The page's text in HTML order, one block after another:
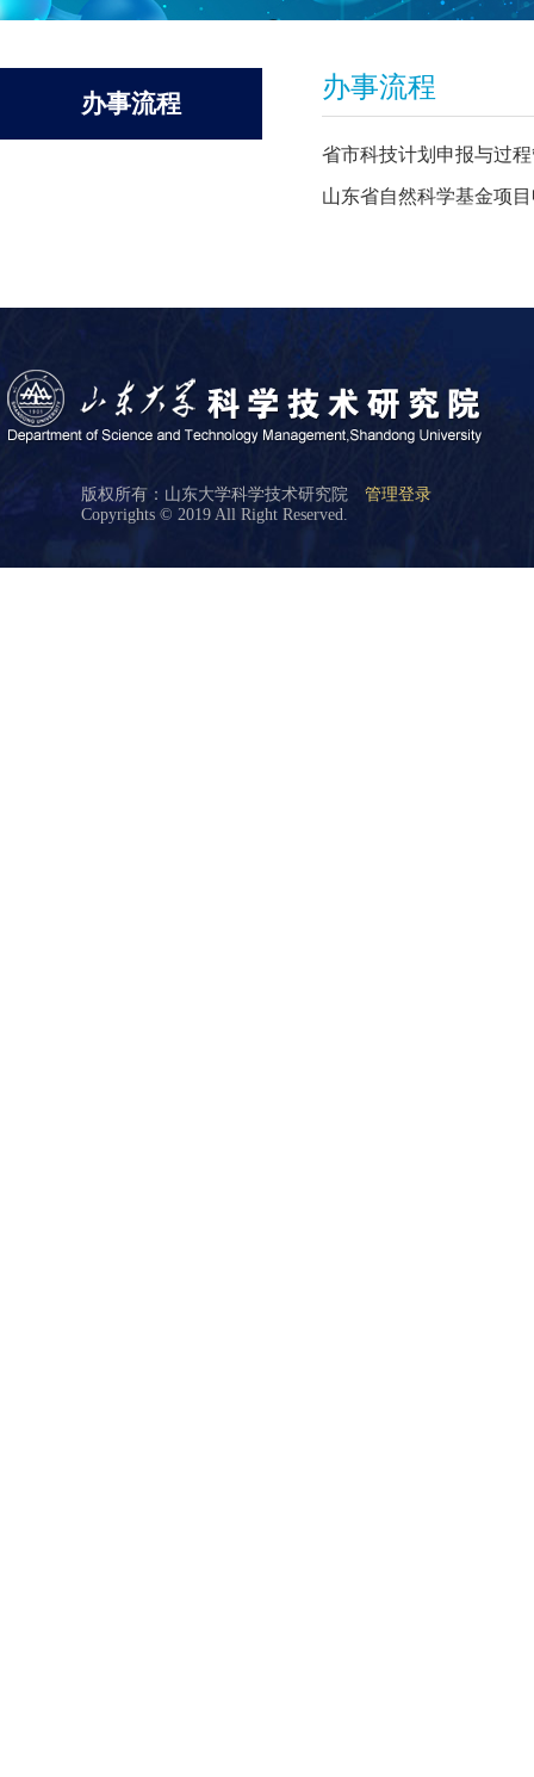
办事流程
办事流程
省市科技计划申报与过
山东省自然科学基金项
版权所有：山东大学科学技术研究院 管理登录
Copyrights © 2019 All Right Reserved.